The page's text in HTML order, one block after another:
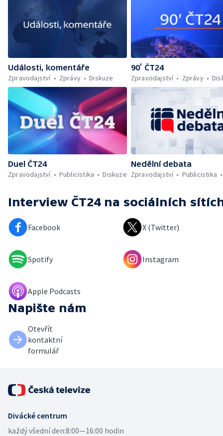
Události, komentáře
Zpravodajství
Zprávy Diskuze
90’ ČT24
Zpravodajství
Zprávy
Duel ČT24
Zpravodajství
Publicistika Diskuze
Nedělní debata
Zpravodajství
Publicistika
Interview ČT24 na sociálních
Facebook X (Twitter)
Spotify Instagram
Apple Podcasts
Napište nám
Otevřít
kontaktní
formulář
Divácké centrum
každý všední den:8:00—16:00 hodin